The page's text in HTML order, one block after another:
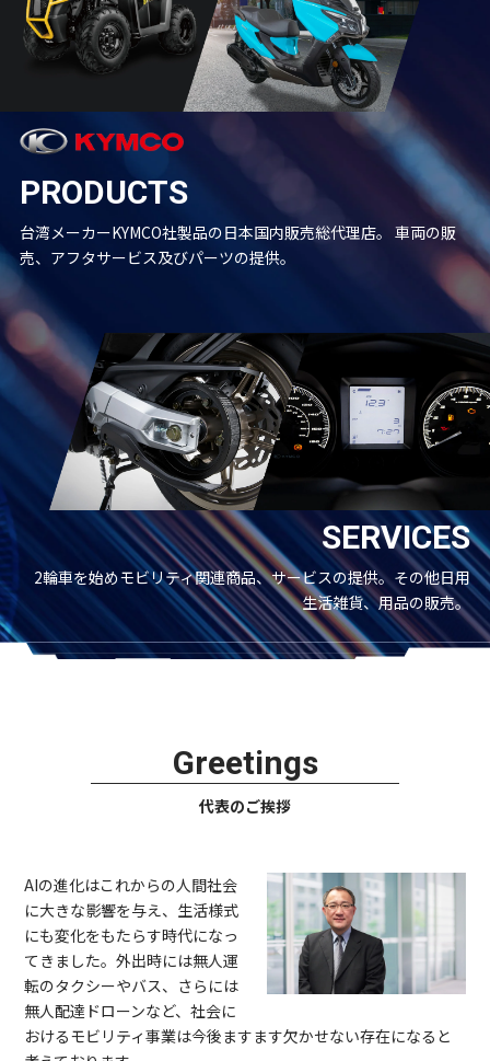
PRODUCTS
台湾メーカーKYMCO社製品の日本国内販売総代理店。 車両の販
売、アフタサービス及びパーツの提供。
SERVICES
2輪車を始めモビリティ関連商品、サービスの提供。その他日用
生活雑貨、用品の販売。
Greetings
代表のご挨拶
AIの進化はこれからの人間社会
に大きな影響を与え、生活様式
にも変化をもたらす時代になっ
てきました。外出時には無人運
転のタクシーやバス、さらには
無人配達ドローンなど、社会に
おけるモビリティ事業は今後ますます欠かせない存在になると